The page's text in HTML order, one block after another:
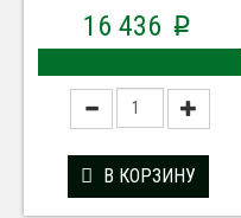
16 436 p
В КОРЗИНУ